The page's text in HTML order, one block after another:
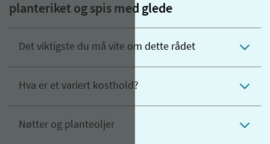
planteriket og spis med glede
Det viktigste du må vite om dette rådet
Hva er et variert kosthold?
Nøtter og planteoljer